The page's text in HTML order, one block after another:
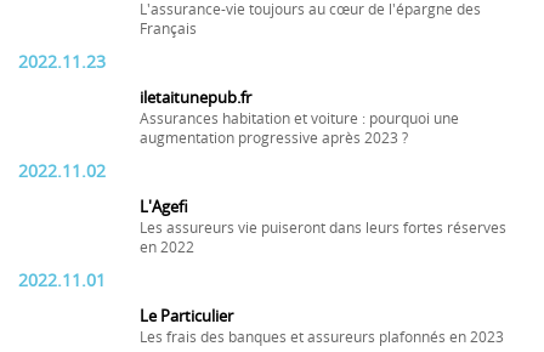
L'assurance-vie toujours au cœur de l'épargne des
Français
2022.11.23
iletaitunepub.fr
Assurances habitation et voiture : pourquoi une
augmentation progressive après 2023 ?
2022.11.02
L'Agefi
Les assureurs vie puiseront dans leurs fortes réserves
en 2022
2022.11.01
Le Particulier
Les frais des banques et assureurs plafonnés en 2023